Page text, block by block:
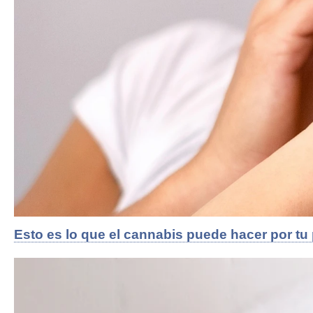
Esto es lo que el cannabis puede hacer por tu